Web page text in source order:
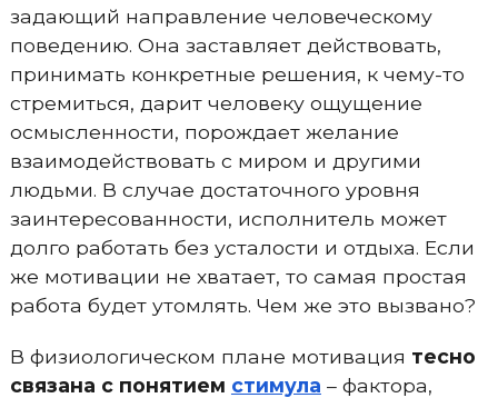
задающий направление человеческому
поведению. Она заставляет действовать,
принимать конкретные решения, к чему-то
стремиться, дарит человеку ощущение
осмысленности, порождает желание
взаимодействовать с миром и другими
людьми. В случае достаточного уровня
заинтересованности, исполнитель может
долго работать без усталости и отдыха. Если
же мотивации не хватает, то самая простая
работа будет утомлять. Чем же это вызвано?
В физиологическом плане мотивация тесно
связана с понятием стимула – фактора,